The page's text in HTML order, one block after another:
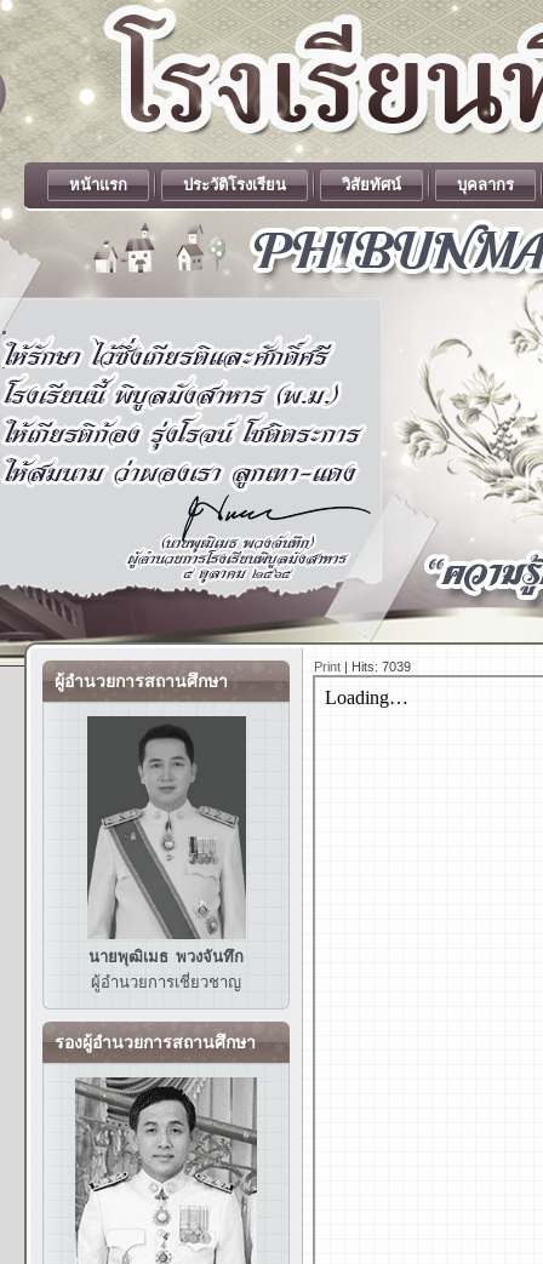
.
.
หน้าแรก ประวัติโรงเรียน วิสัยทัศน์ บุคลากร
ผู้อำนวยการสถานศึกษา
นายพุฒิเมธ พวงจันทึก
ผู้อำนวยการเชี่ยวชาญ
รองผู้อำนวยการสถานศึกษา
Print | Hits: 7039